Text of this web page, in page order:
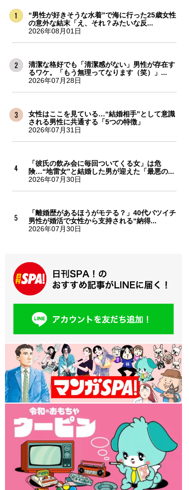
“男性が好きそうな水着”で海に行った25歳女性
の意外な結末「え、それ？みたいな反...
2026年08月01日
清潔な格好でも「清潔感がない」男性が存在す
るワケ。「もう無理ってなります（笑）」...
2026年07月28日
女性はここを見ている…“結婚相手”として意識
される男性に共通する「5つの特徴」
2026年07月31日
「彼氏の飲み会に毎回ついてくる女」は危
険…“地雷女”と結婚した男が迎えた「最悪の...
2026年07月30日
「離婚歴があるほうがモテる？」40代バツイチ
男性が婚活で女性から支持される“納得...
2026年07月30日